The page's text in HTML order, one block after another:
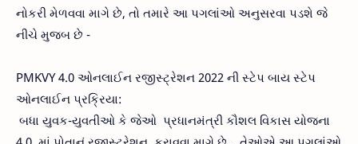
નોકરી મેળવવા માગે છે, તો તમારે આ પગલાંઓ અનુસરવા પડશે જે
નીચે મુજબ છે -
PMKVY 4.0 ઓનલાઈન રજીસ્ટ્રેશન 2022 ની સ્ટેપ બાય સ્ટેપ
ઓનલાઈન પ્રક્રિયા:
બધા યુવક-યુવતીઓ કે જેઓ પ્રધાનમંત્રી કૌશલ વિકાસ યોજના